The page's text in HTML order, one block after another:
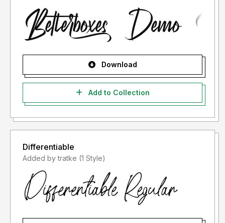
- Lisensi font setelah penggunaan silahkan gunakan sesuai
terms & condition yang berlaku setelah anda membeli
Informasi tentang Lisensi apa yang akan anda perlukan,
silahkan menghubungi kami di :
Download
Add to Collection
Differentiable
Added by tratke (1 Style)